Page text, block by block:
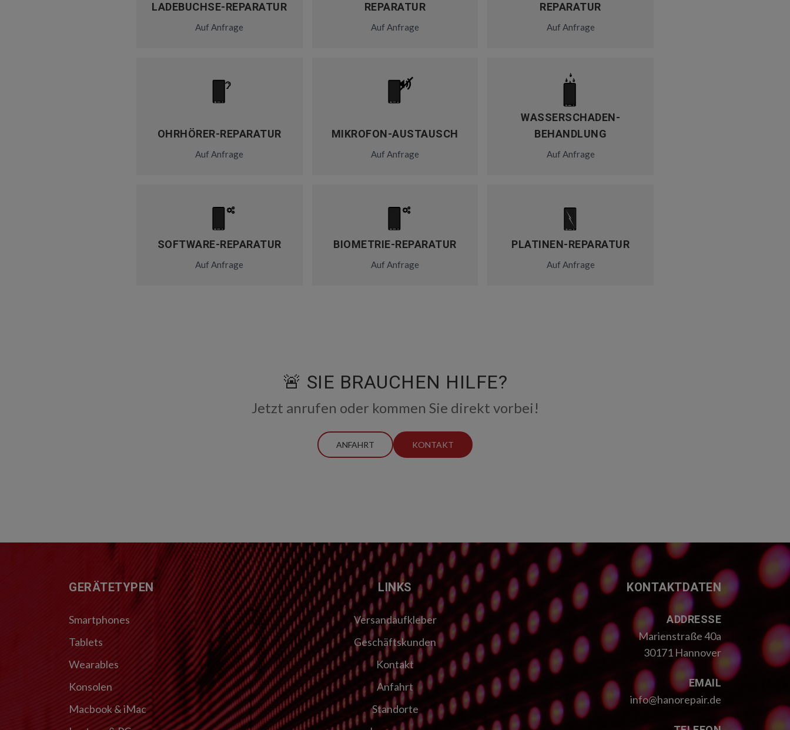
LADEBUCHSE-REPARATUR
Auf Anfrage
REPARATUR
Auf Anfrage
REPARATUR
Auf Anfrage
OHRHÖRER-REPARATUR
Auf Anfrage
MIKROFON-AUSTAUSCH
Auf Anfrage
WASSERSCHADEN-
BEHANDLUNG
Auf Anfrage
SOFTWARE-REPARATUR
Auf Anfrage
BIOMETRIE-REPARATUR
Auf Anfrage
PLATINEN-REPARATUR
Auf Anfrage
🚨 SIE BRAUCHEN HILFE?
Jetzt anrufen oder kommen Sie direkt vorbei!
ANFAHRT KONTAKT
FUSSZEILEGERÄTETYPEN
Smartphones
Tablets
Wearables
Konsolen
Macbook & iMac
LINKS
Versandaufkleber
Geschäftskunden
Kontakt
Anfahrt
Standorte
KONTAKTDATEN
ADDRESSE
Marienstraße 40a
30171 Hannover
EMAIL
info@hanorepair.de